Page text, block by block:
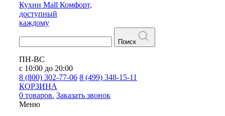
Кухни Mall Комфорт,
доступный
каждому
Поиск
ПН-ВС
с 10:00 до 20:00
8 (800) 302-77-06 8 (499) 348-15-11
КОРЗИНА
0 товаров. Заказать звонок
Меню